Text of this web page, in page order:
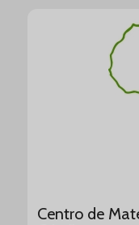
Centro de